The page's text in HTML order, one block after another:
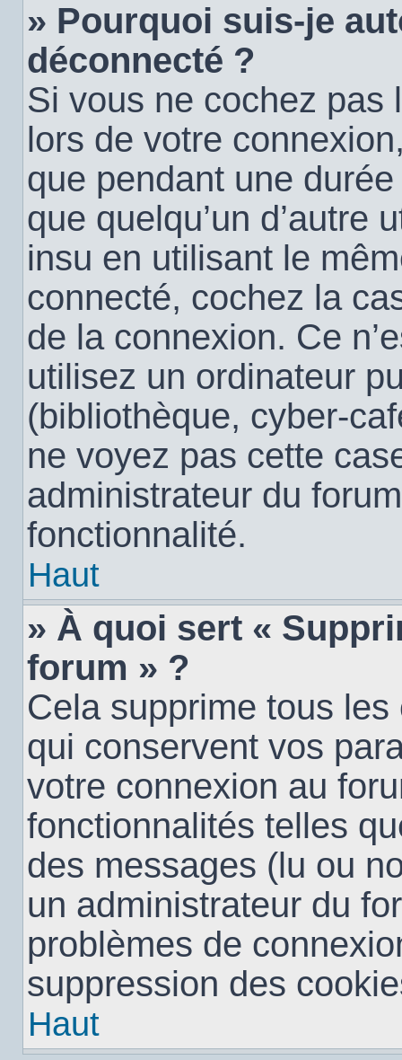
» Pourquoi suis-je
déconnecté ?
Si vous ne cochez
lors de votre
que pendant une
que quelqu’un d’autre
insu en utilisant le
connecté, cochez la
de la connexion. Ce
utilisez un ordinateur
(bibliothèque, cyber-
ne voyez pas cette
administrateur du
fonctionnalité.
Haut
» À quoi sert «
forum » ?
Cela supprime tous
qui conservent vos
votre connexion au
fonctionnalités telles
des messages (lu ou
un administrateur du
problèmes de
suppression des
Haut